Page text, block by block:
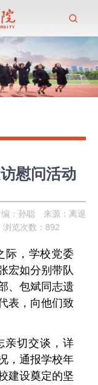
慰问活动
：孙聪
来源：离退
浏览次数： 892
际，学校党委
宏如分别带队
、包斌同志遗
表，向他们致
亲切交谈，详
，通报学校年
建设奠定的坚